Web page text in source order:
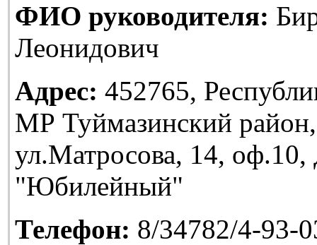
ФИО руководителя:
Леонидович
Адрес: 452765,
МР Туймазинский
ул.Матросова, 14,
"Юбилейный"
Телефон: 8/34782/4-93-